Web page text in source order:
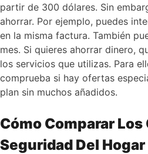
partir de 300 dólares. Sin
ahorrar. Por ejemplo, puedes
en la misma factura. También
mes. Si quieres ahorrar dinero,
los servicios que utilizas. Para
comprueba si hay ofertas
plan sin muchos añadidos.
Cómo Comparar
Seguridad Del Hogar